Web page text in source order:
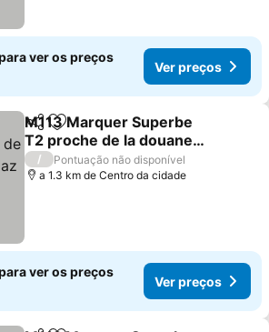
ver os preços
Ver preços
PartilharAdicionar aos favoritos
M113 Marquer Superbe
T2 proche de la douane
Moillesulaz et de Genève
Ver preços
/
Pontuação não disponível
a 1.3 km de Centro da cidade
ver os preços
Ver preços